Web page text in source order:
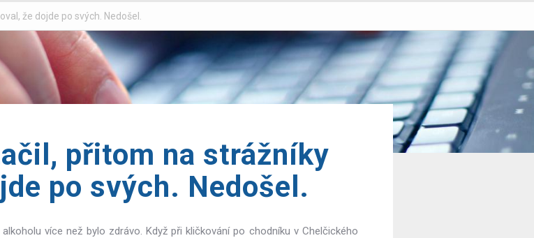
že dojde po svých. Nedošel.
přitom na strážníky
po svých. Nedošel.
více než bylo zdrávo. Když při kličkování po chodníku v Chelčického